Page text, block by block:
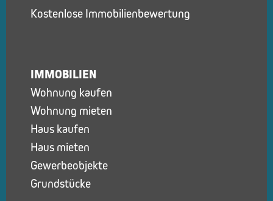
Kostenlose Immobilienbewertung
IMMOBILIEN
Wohnung kaufen
Wohnung mieten
Haus kaufen
Haus mieten
Gewerbeobjekte
Grundstücke